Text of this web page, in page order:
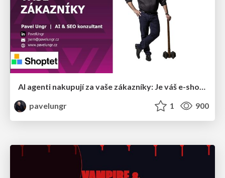
AI agenti nakupují za vaše zákazníky: Je váš e-shop připravený na Universal Commerce Protocol?
pavelungr
1 900